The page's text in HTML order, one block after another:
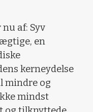
af: Syv
en
kerneydelse
mindre og
mindst